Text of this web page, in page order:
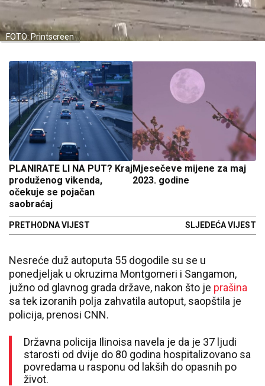
FOTO: Printscreen
PLANIRATE LI NA PUT? Kraj
produženog vikenda,
očekuje se pojačan
saobraćaj
PRETHODNA VIJEST
Mjesečeve mijene za maj
2023. godine
SLJEDEĆA VIJEST
Nesreće duž autoputa 55 dogodile su se u
ponedjeljak u okruzima Montgomeri i Sangamon,
južno od glavnog grada države, nakon što je prašina
sa tek izoranih polja zahvatila autoput, saopštila je
policija, prenosi CNN.
Državna policija Ilinoisa navela je da je 37 ljudi
starosti od dvije do 80 godina hospitalizovano sa
povredama u rasponu od lakših do opasnih po
život.